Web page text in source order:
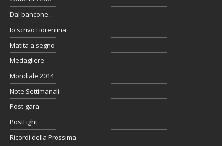
Dal bancone…
Io scrivo Fiorentina
Matita a segno
Medagliere
Mondiale 2014
Note Settimanali
Post-gara
PostLight
Ricordi della Prossima